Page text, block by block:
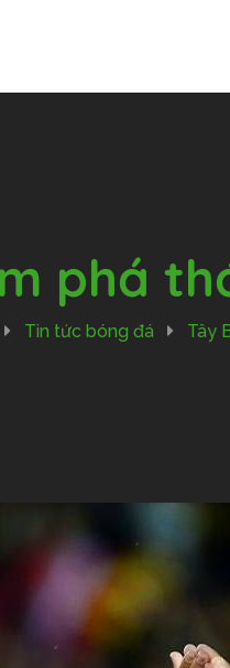
phá
Tin tức bóng đá Tây